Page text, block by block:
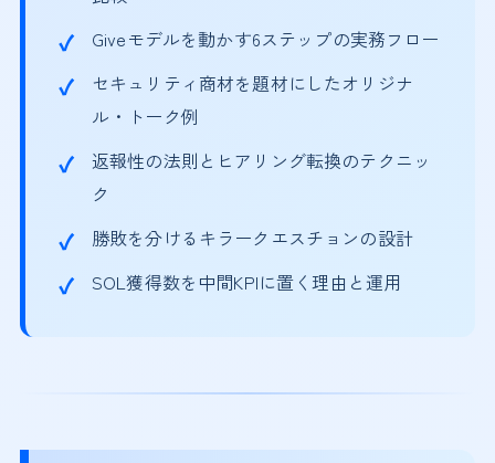
Giveモデルを動かす6ステップの実務フロー
セキュリティ商材を題材にしたオリジナ
ル・トーク例
返報性の法則とヒアリング転換のテクニッ
ク
勝敗を分けるキラークエスチョンの設計
SOL獲得数を中間KPIに置く理由と運用